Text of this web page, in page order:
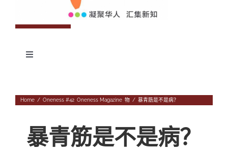
Toggle
往期杂志
往期杂志
Home / Oneness #42, Oneness Magazine, 物 / 暴青筋是不是病？
暴青筋是不是病？